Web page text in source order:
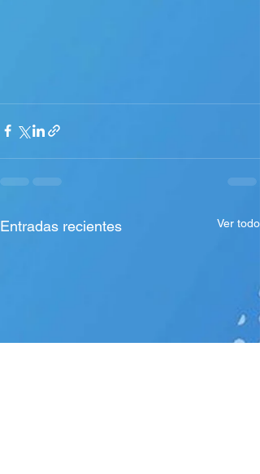
Entradas recientes Ver todo